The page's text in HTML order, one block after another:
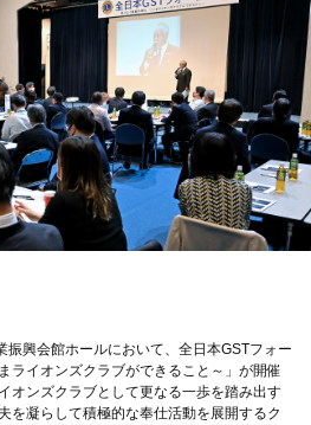
振興会館ホールにおいて、全日本GSTフォー
ライオンズクラブができること～」が開催
オンズクラブとして更なる一歩を踏み出す
を凝らして積極的な奉仕活動を展開するク